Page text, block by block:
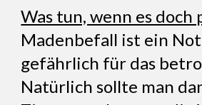
Was tun, wenn es doch
Madenbefall ist ein
gefährlich für das
Natürlich sollte man